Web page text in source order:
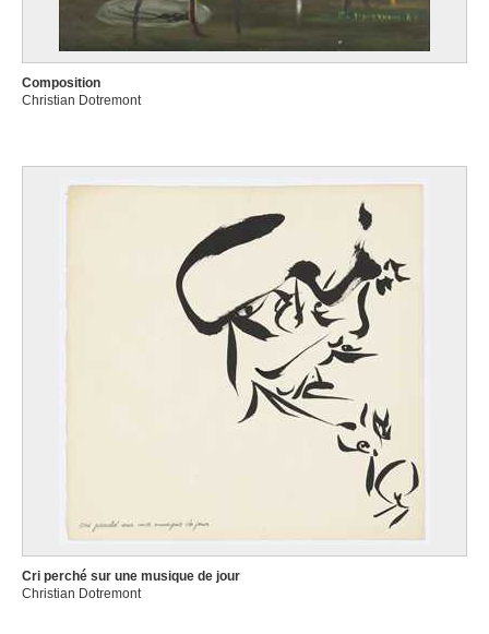
Composition
Christian Dotremont
Cri perché sur une musique de jour
Christian Dotremont